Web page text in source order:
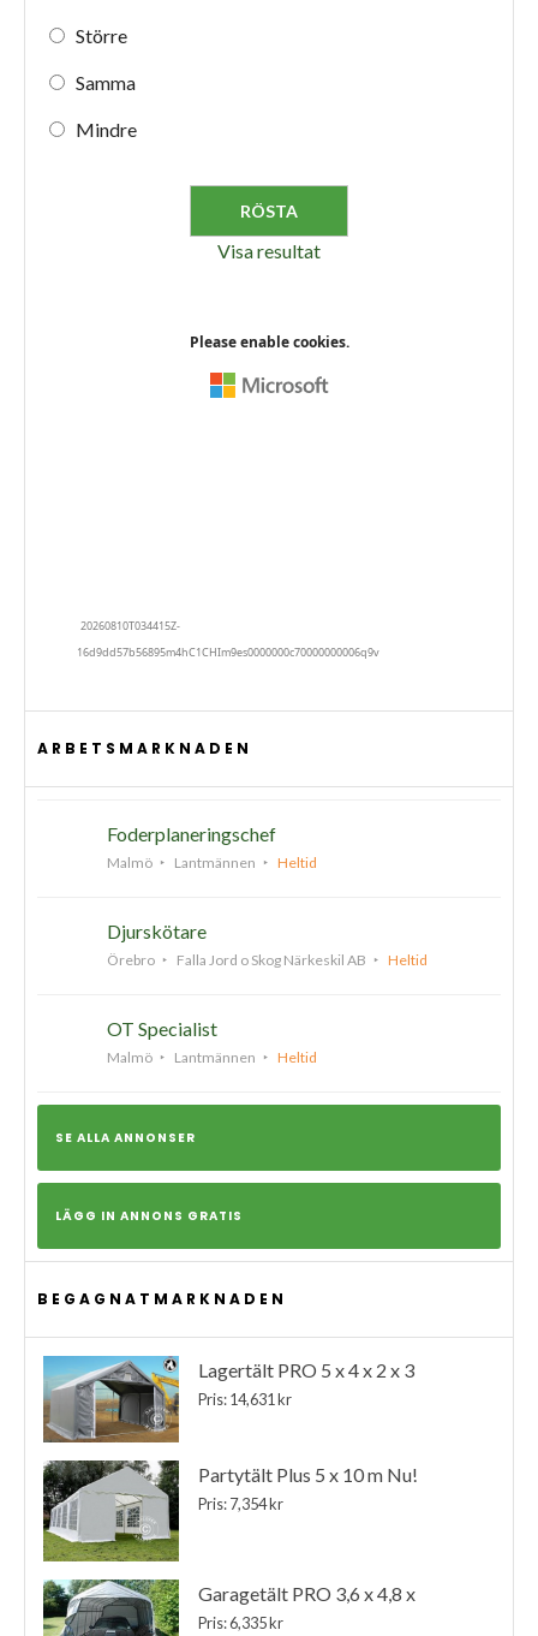
Större
Samma
Mindre
Visa resultat
ARBETSMARKNADEN
Foderplaneringschef
Malmö Lantmännen Heltid
Djurskötare
Örebro Falla Jord o Skog Närkeskil AB Heltid
OT Specialist
Malmö Lantmännen Heltid
SE ALLA ANNONSER
LÄGG IN ANNONS GRATIS
BEGAGNATMARKNADEN
Lagertält PRO 5 x 4 x 2 x 3
Pris: 14,631 kr
Partytält Plus 5 x 10 m Nu!
Pris: 7,354 kr
Garagetält PRO 3,6 x 4,8 x
Pris: 6,335 kr